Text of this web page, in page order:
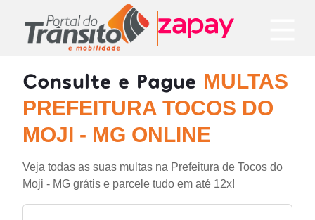
Consulte e Pague MULTAS
PREFEITURA TOCOS DO
MOJI - MG ONLINE
Veja todas as suas multas na Prefeitura de Tocos do
Moji - MG grátis e parcele tudo em até 12x!